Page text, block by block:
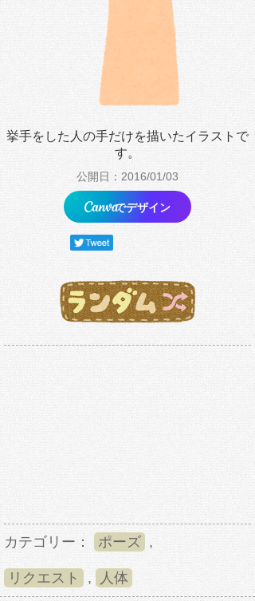
挙手をした人の手だけを描いたイラストで
す。
公開日：2016/01/03
でデザイン
カテゴリー： ポーズ ,
リクエスト , 人体